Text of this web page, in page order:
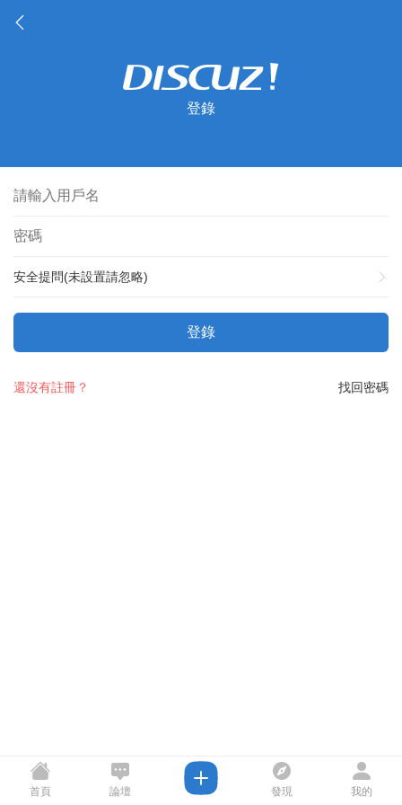
登錄
安全提問(未設置請忽略)
登錄
找回密碼
還沒有註冊？
首頁 論壇 發現 我的